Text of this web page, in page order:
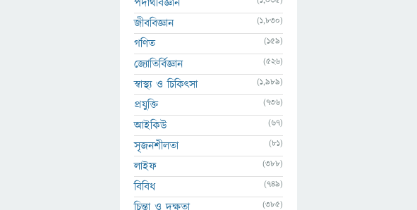
জীববিজ্ঞান (1,830)
গণিত (159)
জ্যোতির্বিজ্ঞান (526)
স্বাস্থ্য ও চিকিৎসা (1,989)
প্রযুক্তি (736)
আইকিউ (67)
সৃজনশীলতা (81)
লাইফ (388)
বিবিধ (749)
চিন্তা ও দক্ষতা (385)